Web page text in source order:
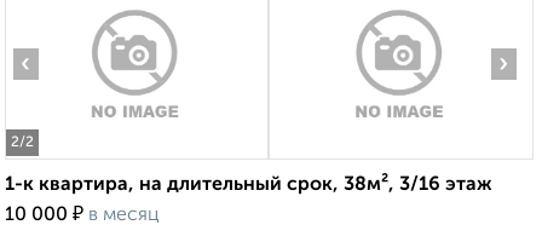
2/2
‹ ›
1-к квартира, на длительный срок, 38м², 3/16 этаж
10 000 ₽ в месяц